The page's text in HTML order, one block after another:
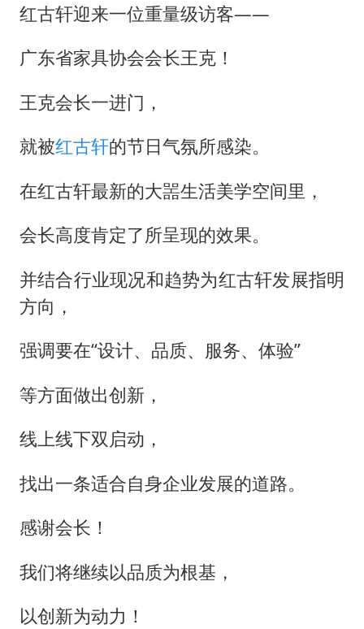
李嫣近照曝光
总书记关心百姓身边这些民生大事
红古轩迎来一位重量级访客——
广东省家具协会会长王克！
王克会长一进门，
就被红古轩的节日气氛所感染。
在红古轩最新的大噐生活美学空间里，
会长高度肯定了所呈现的效果。
并结合行业现况和趋势为红古轩发展指明
方向，
强调要在“设计、品质、服务、体验”
等方面做出创新，
线上线下双启动，
找出一条适合自身企业发展的道路。
感谢会长！
我们将继续以品质为根基，
以创新为动力！